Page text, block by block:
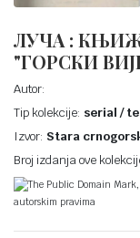
ЛУЧА :
"ГОРСКИ
Autor:
Tip kolekcije: serial /
Izvor: Stara
Broj izdanja ove
The Public Domain
autorskim pravima